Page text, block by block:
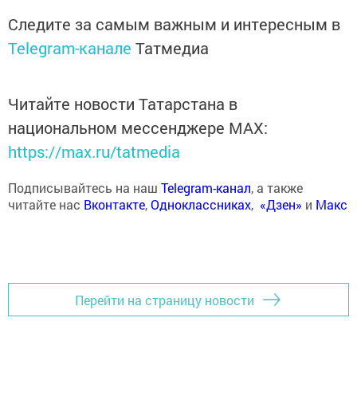
Следите за самым важным и интересным в
Telegram-канале Татмедиа
Читайте новости Татарстана в
национальном мессенджере MАХ:
https://max.ru/tatmedia
Подписывайтесь на наш Telegram-канал, а также
читайте нас Вконтакте,Одноклассниках, «Дзен» и Макс
Перейти на страницу новости